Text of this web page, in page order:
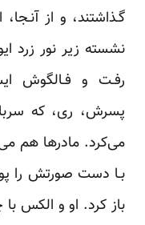
گـذاشتند، و از
نشسته‌ زیر نور زرد
رفـت و فـالگوش
پسرش، ری، که
می‌کرد. مادرها هم
بـا‌ دست صورتش‌ را
باز کرد. او و الکس